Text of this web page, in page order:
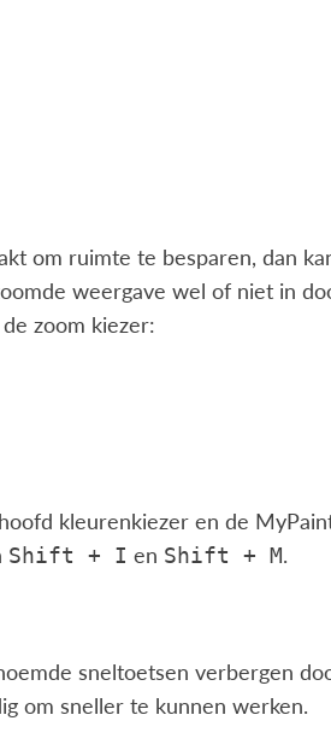
om ruimte te besparen, dan
weergave wel of niet in
zoom kiezer:
kleurenkiezer en de
Shift + I en Shift + M.
sneltoetsen verbergen
om sneller te kunnen werken.